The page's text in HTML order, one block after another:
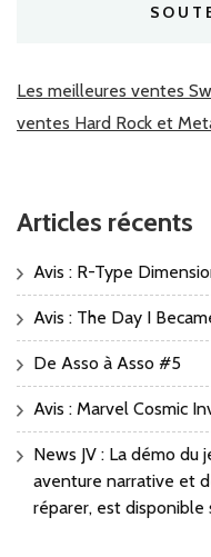
Les meilleures ventes
ventes Hard Rock et
Articles récents
Avis : R-Type
Avis : The Day I
De Asso à Asso #5
Avis : Marvel Cosmic
News JV : La démo
aventure narrative et
réparer, est disponible